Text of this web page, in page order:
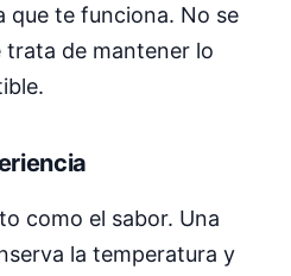
que te funciona. No se
de mantener lo
como el sabor. Una
la temperatura y